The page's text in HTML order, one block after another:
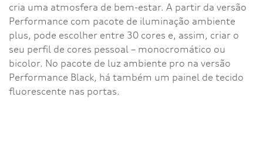
cria uma atmosfera de bem-estar. A partir da versão
Performance com pacote de iluminação ambiente
plus, pode escolher entre 30 cores e, assim, criar o
seu perfil de cores pessoal – monocromático ou
bicolor. No pacote de luz ambiente pro na versão
Performance Black, há também um painel de tecido
fluorescente nas portas.